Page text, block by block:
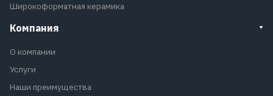
Широкоформатная керамика
Компания
О компании
Услуги
Наши преимущества